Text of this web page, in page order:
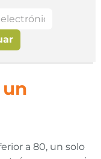
a 80, un solo